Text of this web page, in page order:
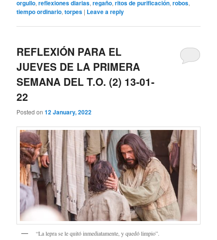
orgullo,reflexiones diarias,regaño,ritos de purificación,robos,
tiempo ordinario,torpes | Leave a reply
REFLEXIÓN PARA EL
JUEVES DE LA PRIMERA
SEMANA DEL T.O. (2) 13-01-
22
Posted on12 January, 2022
“La lepra se le quitó inmediatamente, y quedó limpio”.